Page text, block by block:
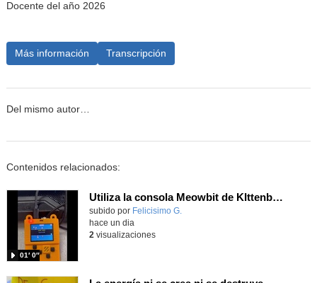
Docente del año 2026
Más información Transcripción
Del mismo autor…
Contenidos relacionados:
Utiliza la consola Meowbit de KIttenbot para jugar con tus programas MakeCode Arcade
Contenido educativo.
subido por Felicisimo G.
01′ 0″
hace un dia
2 visualizaciones